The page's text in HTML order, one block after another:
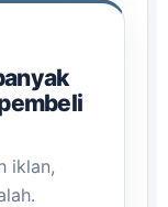
iklan,